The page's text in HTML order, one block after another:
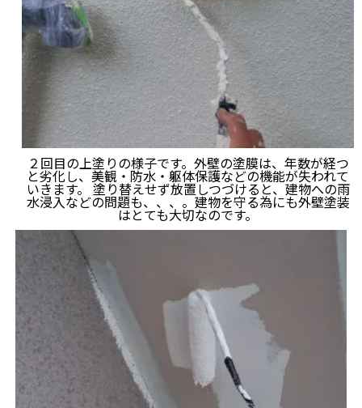
２回目の上塗りの様子です。外壁の塗膜は、年数が経つ
と劣化し、美観・防水・躯体保護などの機能が失われて
いきます。 塗り替えせず放置しつづけると、建物への雨
水浸入などの問題も、、、。建物を守る為にも外壁塗装
はとても大切なのです。